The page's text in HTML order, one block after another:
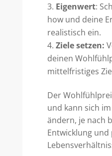
Eigenwert:
how und deine
realistisch ein.
Ziele setzen:
deinen
mittelfristiges
Der
und kann sich
ändern, je nach
Entwicklung